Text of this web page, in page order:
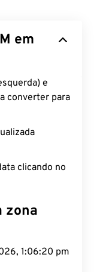
em
e
converter para
clicando no
zona
1:06:21 pm